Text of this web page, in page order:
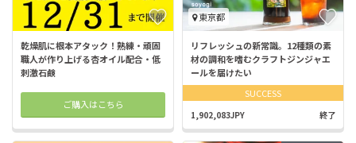
乾燥肌に根本アタック！熟練・頑固
職人が作り上げる杏オイル配合・低
刺激石鹸
ご購入はこちら
東京都
リフレッシュの新常識。12種類の素
材の調和を嗜むクラフトジンジャエ
ールを届けたい
SUCCESS
1,902,083JPY 終了